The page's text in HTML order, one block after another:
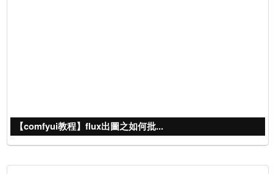
【comfyui教程】flux出圖之如何批...